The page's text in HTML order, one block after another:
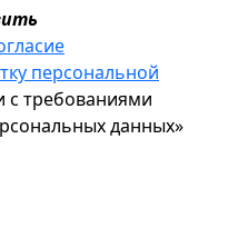
персональной
с требованиями
данных»